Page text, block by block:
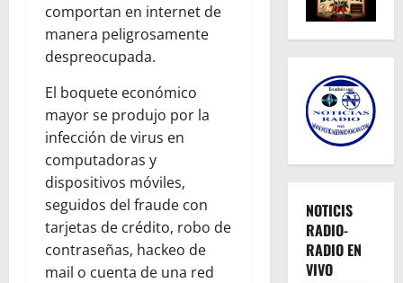
comportan en internet de
manera peligrosamente
despreocupada.
El boquete económico
mayor se produjo por la
infección de virus en
computadoras y
dispositivos móviles,
seguidos del fraude con
tarjetas de crédito, robo de
contraseñas, hackeo de
mail o cuenta de una red
NOTICIS
RADIO-
RADIO EN
VIVO